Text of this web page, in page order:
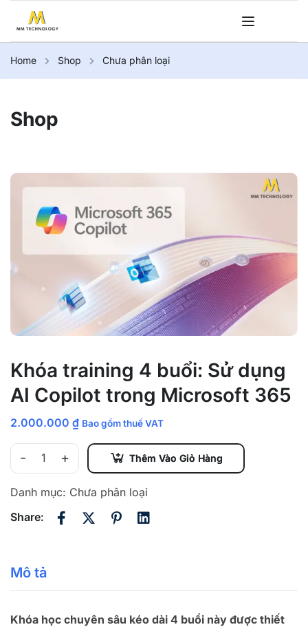
Home Shop Chưa phân loại
Shop
Khóa training 4 buổi: Sử dụng
AI Copilot trong Microsoft 365
2.000.000 ₫ Bao gồm thuế VAT
- + Thêm Vào Giỏ Hàng
Danh mục: Chưa phân loại
Share:
Mô tả
Khóa học chuyên sâu kéo dài 4 buổi này được thiết